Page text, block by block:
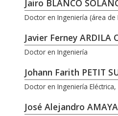
Jairo BLANCO
Doctor en Ingeniería (área de
Javier Ferney ARDILA
Doctor en Ingeniería
Johann Farith PETIT
Doctor en Ingeniería
José Alejandro